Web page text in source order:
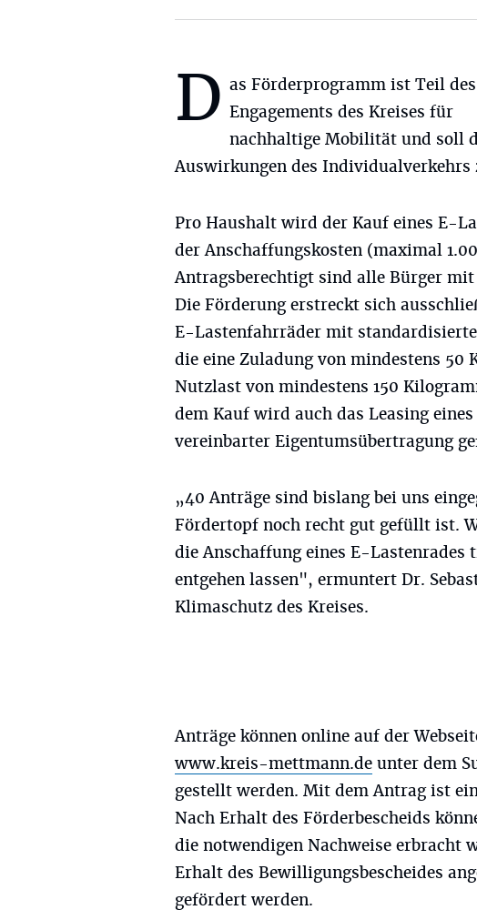
D as Förderprogramm ist Teil des
Engagements des Kreises für
nachhaltige Mobilität und soll
Auswirkungen des Individualverkehrs
Pro Haushalt wird der Kauf eines E-
der Anschaffungskosten (maximal
Antragsberechtigt sind alle Bürger
Die Förderung erstreckt sich
E-Lastenfahrräder mit
die eine Zuladung von mindestens 50
Nutzlast von mindestens 150
dem Kauf wird auch das Leasing
vereinbarter Eigentumsübertragung
„40 Anträge sind bislang bei uns
Fördertopf noch recht gut gefüllt ist.
die Anschaffung eines E-
entgehen lassen", ermuntert Dr.
Klimaschutz des Kreises.
Anträge können online auf der
www.kreis-mettmann.de unter dem
gestellt werden. Mit dem Antrag ist
Nach Erhalt des Förderbescheids
die notwendigen Nachweise erbracht
Erhalt des Bewilligungsbescheides
gefördert werden.